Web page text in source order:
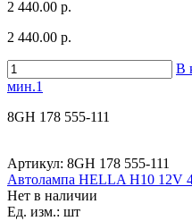
2 440.00 р.
2 440.00 р.
В
мин.1
8GH 178 555-111
Артикул: 8GH 178 555-111
Автолампа HELLA H10 12V
Нет в наличии
Ед. изм.: шт